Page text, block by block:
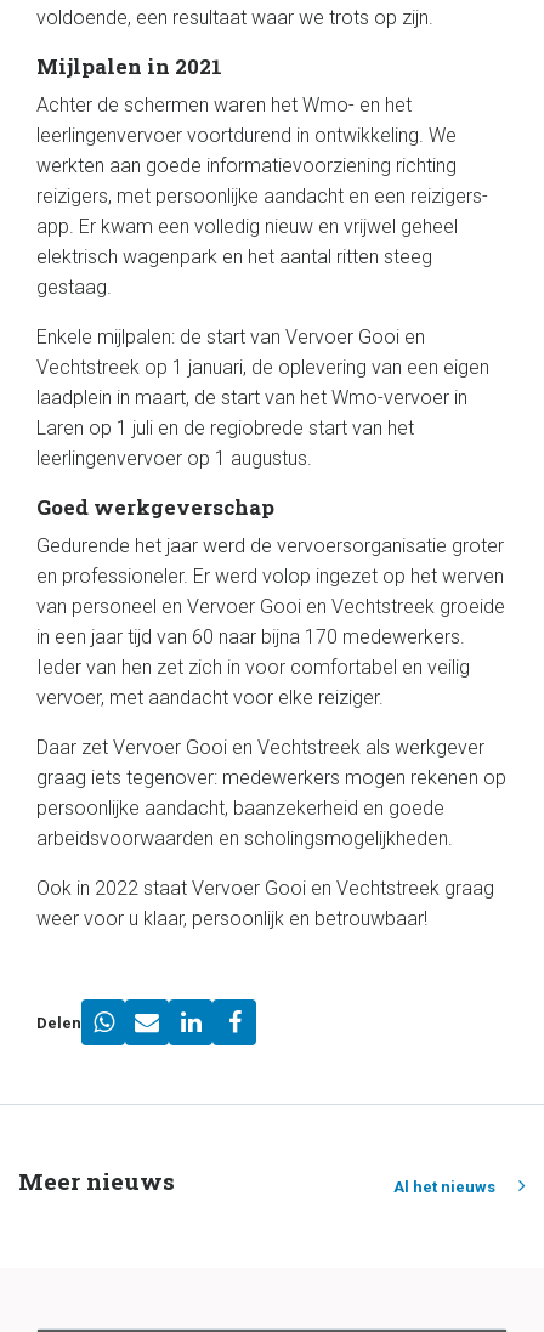
voldoende, een resultaat waar we trots op zijn.
Mijlpalen in 2021
Achter de schermen waren het Wmo- en het
leerlingenvervoer voortdurend in ontwikkeling. We
werkten aan goede informatievoorziening richting
reizigers, met persoonlijke aandacht en een reizigers-
app. Er kwam een volledig nieuw en vrijwel geheel
elektrisch wagenpark en het aantal ritten steeg
gestaag.
Enkele mijlpalen: de start van Vervoer Gooi en
Vechtstreek op 1 januari, de oplevering van een eigen
laadplein in maart, de start van het Wmo-vervoer in
Laren op 1 juli en de regiobrede start van het
leerlingenvervoer op 1 augustus.
Goed werkgeverschap
Gedurende het jaar werd de vervoersorganisatie groter
en professioneler. Er werd volop ingezet op het werven
van personeel en Vervoer Gooi en Vechtstreek groeide
in een jaar tijd van 60 naar bijna 170 medewerkers.
Ieder van hen zet zich in voor comfortabel en veilig
vervoer, met aandacht voor elke reiziger.
Daar zet Vervoer Gooi en Vechtstreek als werkgever
graag iets tegenover: medewerkers mogen rekenen op
persoonlijke aandacht, baanzekerheid en goede
arbeidsvoorwaarden en scholingsmogelijkheden.
Ook in 2022 staat Vervoer Gooi en Vechtstreek graag
weer voor u klaar, persoonlijk en betrouwbaar!
Delen
Meer nieuws Al het nieuws